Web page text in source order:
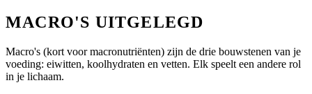
MACRO'S UITGELEGD
Macro's (kort voor macronutriënten) zijn de drie bouwstenen van je
voeding: eiwitten, koolhydraten en vetten. Elk speelt een andere rol
in je lichaam.